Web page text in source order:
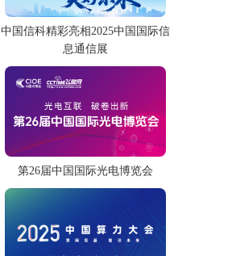
中国信科精彩亮相2025中国国际信
息通信展
第26届中国国际光电博览会